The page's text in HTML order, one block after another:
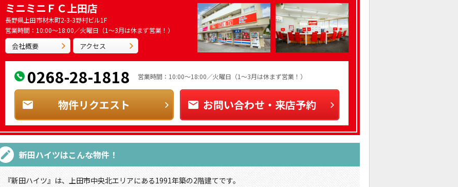
ミニミニＦＣ上田店
長野県上田市材木町2-3-3野村ビル1F
営業時間：10:00～18:00／火曜日（1～3月は休まず営業！）
会社概要 アクセス
0268-28-1818 営業時間：10:00～18:00／火曜日（1～3月は休まず営業！）
物件リクエスト お問い合わせ・来店予約
新田ハイツはこんな物件！
『新田ハイツ』は、上田市中央北エリアにある1991年築の2階建てです。